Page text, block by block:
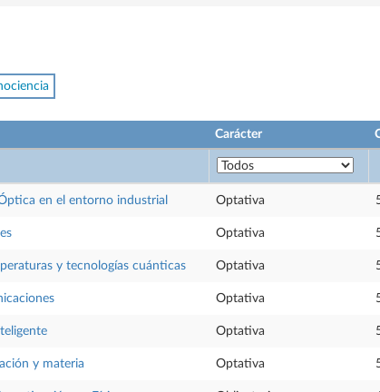
Carácter
en el entorno industrial Optativa
Optativa
y tecnologías cuánticas Optativa
Optativa
Optativa
y materia Optativa